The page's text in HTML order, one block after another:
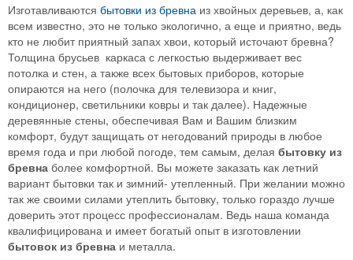
Изготавливаются бытовки из бревна из хвойных деревьев, а, как
всем известно, это не только экологично, а еще и приятно, ведь
кто не любит приятный запах хвои, который источают бревна?
Толщина брусьев каркаса с легкостью выдерживает вес
потолка и стен, а также всех бытовых приборов, которые
опираются на него (полочка для телевизора и книг,
кондиционер, светильники ковры и так далее). Надежные
деревянные стены, обеспечивая Вам и Вашим близким
комфорт, будут защищать от негодований природы в любое
время года и при любой погоде, тем самым, делая бытовку из
бревна более комфортной. Вы можете заказать как летний
вариант бытовки так и зимний- утепленный. При желании можно
так же своими силами утеплить бытовку, только гораздо лучше
доверить этот процесс профессионалам. Ведь наша команда
квалифицирована и имеет богатый опыт в изготовлении
бытовок из бревна и металла.